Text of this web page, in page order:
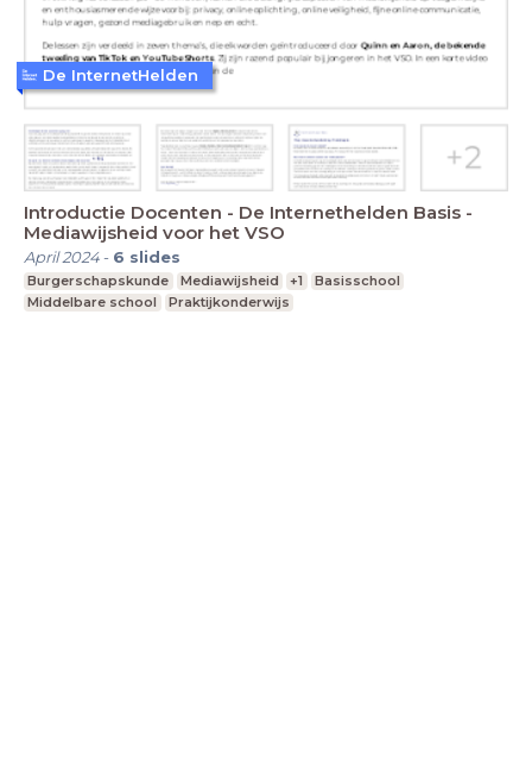
Introductie Docenten - De Internethelden Basis -
Mediawijsheid voor het VSO
April 2024- 6 slides
Burgerschapskunde Mediawijsheid +1
Basisschool
Middelbare school
Praktijkonderwijs
De InternetHelden